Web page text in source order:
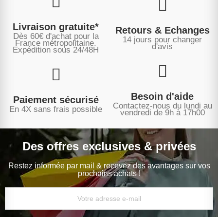
Livraison gratuite*
Dès 60€ d'achat pour la
France métropolitaine.
Expédition sous 24/48H
Retours & Echanges
14 jours pour changer
d'avis
Paiement sécurisé
En 4X sans frais possible
Besoin d'aide
Contactez-nous du lundi au
vendredi de 9h à 17h00
Des offres exclusives & privées
Restez informée par mail & recevez des avantages sur vos
prochains achats !